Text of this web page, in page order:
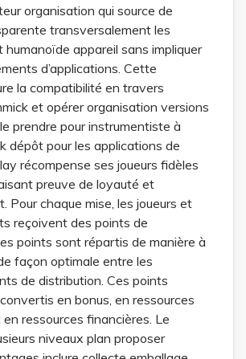
organisation qui source de
transversalement les
humanoïde appareil sans impliquer
d’applications. Cette
la compatibilité en travers
et opérer organisation versions
prendre pour instrumentiste à
dépôt pour les applications de
récompense ses joueurs fidèles
preuve de loyauté et
Pour chaque mise, les joueurs et
reçoivent des points de
points sont répartis de manière à
façon optimale entre les
de distribution. Ces points
en bonus, en ressources
ressources financières. Le
niveaux plan proposer